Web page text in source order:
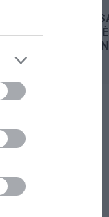
VRAIS »
HUBLOT EN